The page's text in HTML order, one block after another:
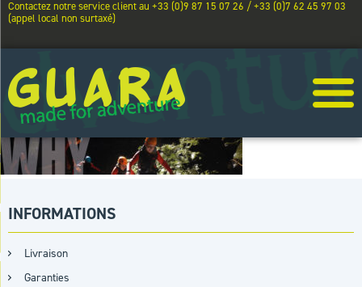
Contactez notre service client au +33 (0)9 87 15 07 26 / +33 (0)7 62 45 97 03
(appel local non surtaxé)
INFORMATIONS
Livraison
Garanties